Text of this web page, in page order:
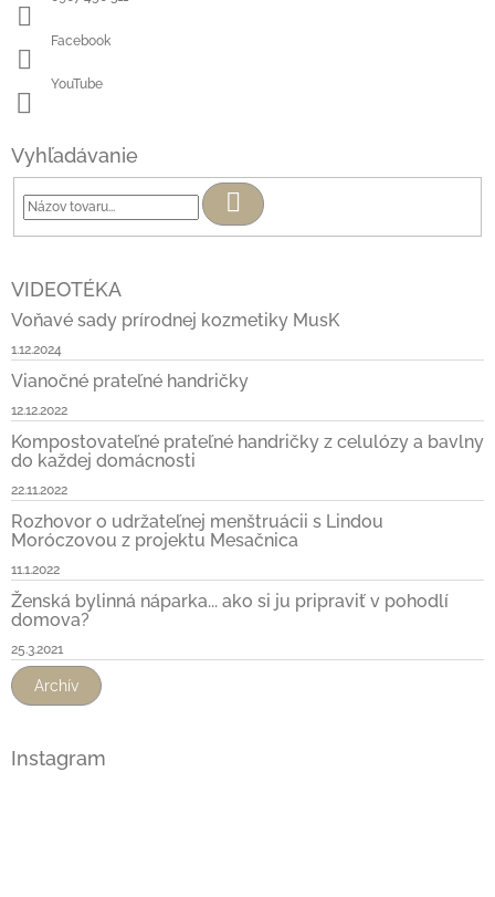
Facebook
YouTube
Vyhľadávanie
Hľadať
VIDEOTÉKA
Voňavé sady prírodnej kozmetiky MusK
1.12.2024
Vianočné prateľné handričky
12.12.2022
Kompostovateľné prateľné handričky z celulózy a bavlny
do každej domácnosti
22.11.2022
Rozhovor o udržateľnej menštruácii s Lindou
Moróczovou z projektu Mesačnica
11.1.2022
Ženská bylinná náparka... ako si ju pripraviť v pohodlí
domova?
25.3.2021
Archív
Instagram